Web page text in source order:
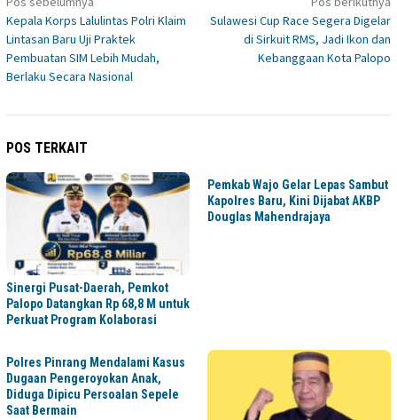
pos
Kepala Korps Lalulintas Polri Klaim
Lintasan Baru Uji Praktek
Pembuatan SIM Lebih Mudah,
Berlaku Secara Nasional
Sulawesi Cup Race Segera Digelar
di Sirkuit RMS, Jadi Ikon dan
Kebanggaan Kota Palopo
POS TERKAIT
Sinergi Pusat-Daerah, Pemkot
Palopo Datangkan Rp 68,8 M untuk
Perkuat Program Kolaborasi
Pemkab Wajo Gelar Lepas Sambut
Kapolres Baru, Kini Dijabat AKBP
Douglas Mahendrajaya
Polres Pinrang Mendalami Kasus
Dugaan Pengeroyokan Anak,
Diduga Dipicu Persoalan Sepele
Saat Bermain